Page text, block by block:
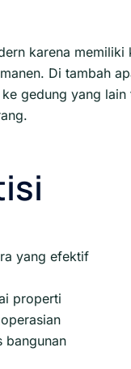
karena memiliki
Di tambah
gedung yang
yang efektif
properti
bangunan